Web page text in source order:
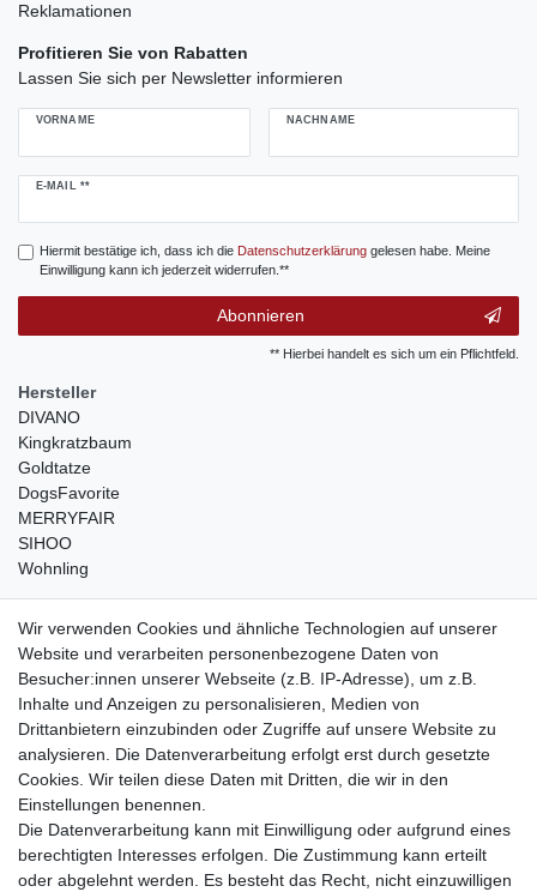
Reklamationen
Profitieren Sie von Rabatten
Lassen Sie sich per Newsletter informieren
VORNAME NACHNAME
E-MAIL **
Newsletter
Hiermit bestätige ich, dass ich die Daten­schutz­erklärunggelesen habe. Meine
Einwilligung kann ich jederzeit widerrufen.**
Abonnieren
** Hierbei handelt es sich um ein Pflichtfeld.
Hersteller
DIVANO
Kingkratzbaum
Goldtatze
DogsFavorite
MERRYFAIR
SIHOO
Wohnling
weitere Shops
traumlampen- Lampen und Kronleuchter
kinderwagencenter- Exklusive und günstige Kinderwagen
gastrogeraete24- alles für Gastronomie und Imbiss
soziale Medien
Facebook
sicher einkaufen
Wir verwenden Cookies und ähnliche Technologien auf unserer
Website und verarbeiten personenbezogene Daten von
Besucher:innen unserer Webseite (z.B. IP-Adresse), um z.B.
Inhalte und Anzeigen zu personalisieren, Medien von
Drittanbietern einzubinden oder Zugriffe auf unsere Website zu
analysieren. Die Datenverarbeitung erfolgt erst durch gesetzte
Cookies. Wir teilen diese Daten mit Dritten, die wir in den
Einstellungen benennen.
Die Datenverarbeitung kann mit Einwilligung oder aufgrund eines
berechtigten Interesses erfolgen. Die Zustimmung kann erteilt
oder abgelehnt werden. Es besteht das Recht, nicht einzuwilligen